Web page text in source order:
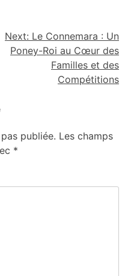
Next: Le Connemara : Un
Poney-Roi au Cœur des
Familles et des
Compétitions
publiée. Les champs
*